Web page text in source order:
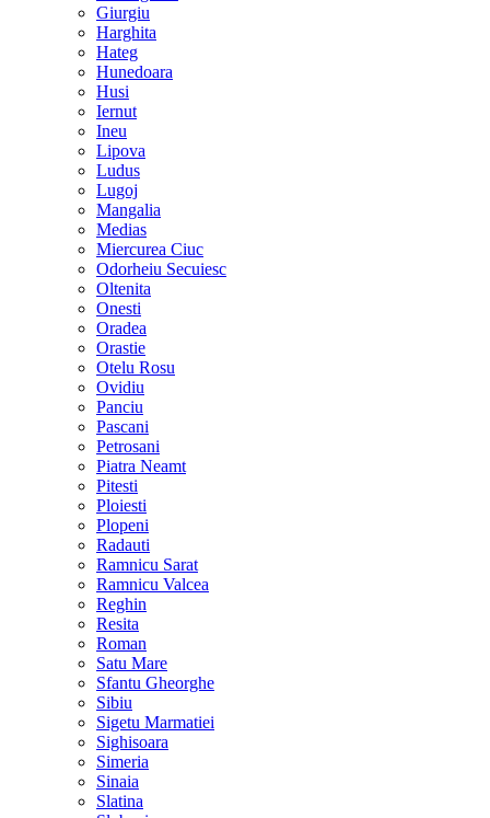
Giurgiu
Harghita
Hateg
Hunedoara
Husi
Iernut
Ineu
Lipova
Ludus
Lugoj
Mangalia
Medias
Miercurea Ciuc
Odorheiu Secuiesc
Oltenita
Onesti
Oradea
Orastie
Otelu Rosu
Ovidiu
Panciu
Pascani
Petrosani
Piatra Neamt
Pitesti
Ploiesti
Plopeni
Radauti
Ramnicu Sarat
Ramnicu Valcea
Reghin
Resita
Roman
Satu Mare
Sfantu Gheorghe
Sibiu
Sigetu Marmatiei
Sighisoara
Simeria
Sinaia
Slatina